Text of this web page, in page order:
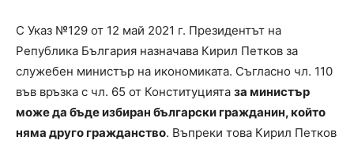
С Указ №129 от 12 май 2021 г. Президентът на
Република България назначава Кирил Петков за
служебен министър на икономиката. Съгласно чл. 110
във връзка с чл. 65 от Конституцията за министър
може да бъде избиран български гражданин, който
няма друго гражданство. Въпреки това Кирил Петков